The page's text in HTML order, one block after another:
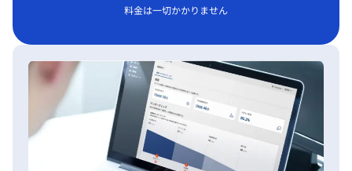
料金は一切かかりません